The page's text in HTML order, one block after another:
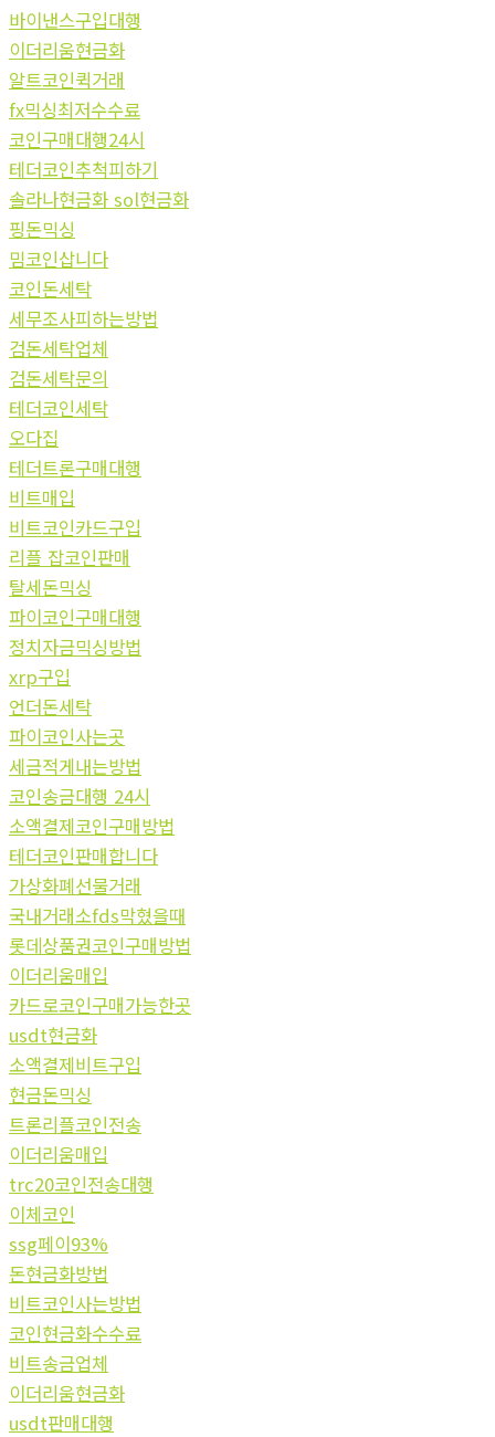
바이낸스구입대행
이더리움현금화
알트코인퀵거래
fx믹싱최저수수료
코인구매대행24시
테더코인추척피하기
솔라나현금화 sol현금화
핑돈믹싱
밈코인삽니다
코인돈세탁
세무조사피하는방법
검돈세탁업체
검돈세탁문의
테더코인세탁
오다집
테더트론구매대행
비트매입
비트코인카드구입
리플 잡코인판매
탈세돈믹싱
파이코인구매대행
정치자금믹싱방법
xrp구입
언더돈세탁
파이코인사는곳
세금적게내는방법
코인송금대행 24시
소액결제코인구매방법
테더코인판매합니다
가상화폐선물거래
국내거래소fds막혔을때
롯데상품권코인구매방법
이더리움매입
카드로코인구매가능한곳
usdt현금화
소액결제비트구입
현금돈믹싱
트론리플코인전송
이더리움매입
trc20코인전송대행
이체코인
ssg페이93%
돈현금화방법
비트코인사는방법
코인현금화수수료
비트송금업체
이더리움현금화
usdt판매대행